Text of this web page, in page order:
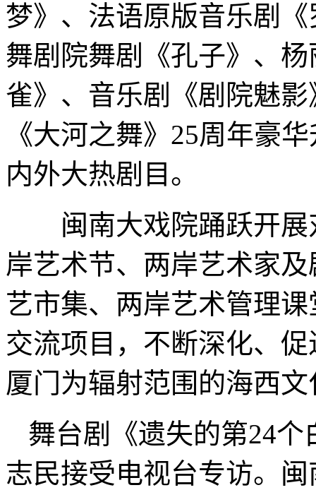
梦》、法语原版音乐剧
舞剧院舞剧《孔子》、
雀》、音乐剧《剧院魅
《大河之舞》25周年豪
内外大热剧目。
闽南大戏院踊跃开展
岸艺术节、两岸艺术家
艺市集、两岸艺术管理
交流项目，不断深化、
厦门为辐射范围的海西
舞台剧《遗失的第24
志民接受电视台专访。